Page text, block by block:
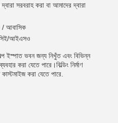
সরবরাহ করা বা আমাদের দ্বারা
/ আবাসিক
সিই/আইএসও
ইস্পাত ভবন জন্য নিখুঁত এবং বিভিন্ন
করা যেতে পারে।বিল্ডিং নির্মাণ
কাস্টমাইজ করা যেতে পারে.